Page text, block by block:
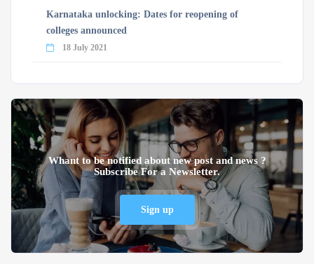
Karnataka unlocking: Dates for reopening of
colleges announced
18 July 2021
Whant to be notified about new post and news ?
Subscribe For a Newsletter.
Sign up